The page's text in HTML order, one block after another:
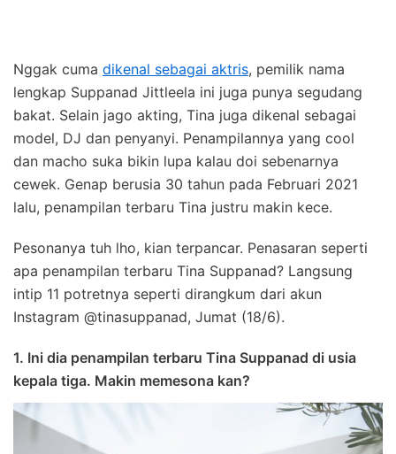
Nggak cuma dikenal sebagai aktris, pemilik nama
lengkap Suppanad Jittleela ini juga punya segudang
bakat. Selain jago akting, Tina juga dikenal sebagai
model, DJ dan penyanyi. Penampilannya yang cool
dan macho suka bikin lupa kalau doi sebenarnya
cewek. Genap berusia 30 tahun pada Februari 2021
lalu, penampilan terbaru Tina justru makin kece.
Pesonanya tuh lho, kian terpancar. Penasaran seperti
apa penampilan terbaru Tina Suppanad? Langsung
intip 11 potretnya seperti dirangkum dari akun
Instagram @tinasuppanad, Jumat (18/6).
1. Ini dia penampilan terbaru Tina Suppanad di usia
kepala tiga. Makin memesona kan?